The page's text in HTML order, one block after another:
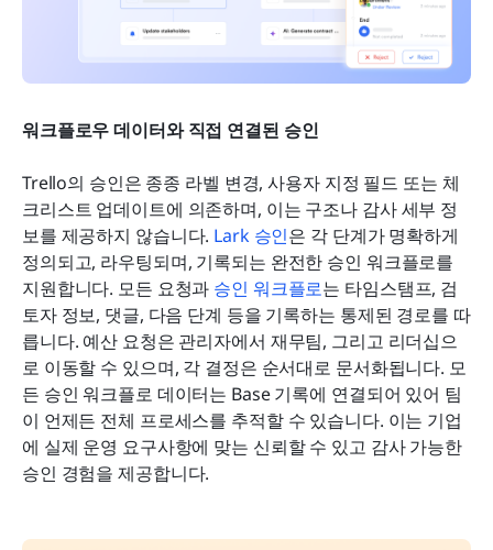
워크플로우 데이터와 직접 연결된 승인
Trello의 승인은 종종 라벨 변경, 사용자 지정 필드 또는 체
크리스트 업데이트에 의존하며, 이는 구조나 감사 세부 정
보를 제공하지 않습니다. Lark 승인은 각 단계가 명확하게
정의되고, 라우팅되며, 기록되는 완전한 승인 워크플로를
지원합니다. 모든 요청과 승인 워크플로는 타임스탬프, 검
토자 정보, 댓글, 다음 단계 등을 기록하는 통제된 경로를 따
릅니다. 예산 요청은 관리자에서 재무팀, 그리고 리더십으
로 이동할 수 있으며, 각 결정은 순서대로 문서화됩니다. 모
든 승인 워크플로 데이터는 Base 기록에 연결되어 있어 팀
이 언제든 전체 프로세스를 추적할 수 있습니다. 이는 기업
에 실제 운영 요구사항에 맞는 신뢰할 수 있고 감사 가능한
승인 경험을 제공합니다.